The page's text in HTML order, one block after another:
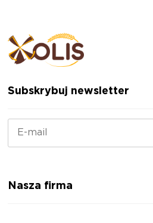
Subskrybuj newsletter
Nasza firma